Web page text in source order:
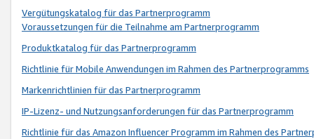
Vergütungskatalog für das Partnerprogramm
Voraussetzungen für die Teilnahme am Partnerprogramm
Produktkatalog für das Partnerprogramm
Richtlinie für Mobile Anwendungen im Rahmen des Partnerprogramms
Markenrichtlinien für das Partnerprogramm
IP-Lizenz- und Nutzungsanforderungen für das Partnerprogramm
Richtlinie für das Amazon Influencer Programm im Rahmen des